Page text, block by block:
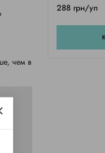
чем в
288 грн/уп